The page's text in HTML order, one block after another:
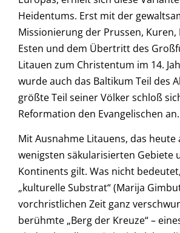
Heidentums. Erst mit der
Missionierung der Prussen, Kuren,
Esten und dem Übertritt des
Litauen zum Christentum im 14.
wurde auch das Baltikum Teil des
größte Teil seiner Völker schloß
Reformation den Evangelischen an.
Mit Ausnahme Litauens, das heute
wenigsten säkularisierten Gebiete
Kontinents gilt. Was nicht
„kulturelle Substrat“ (Marija
vorchristlichen Zeit ganz
berühmte „Berg der Kreuze“ –